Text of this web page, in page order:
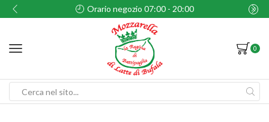
S.S. 18 Tirrena Inferiore - Battipaglia,
0